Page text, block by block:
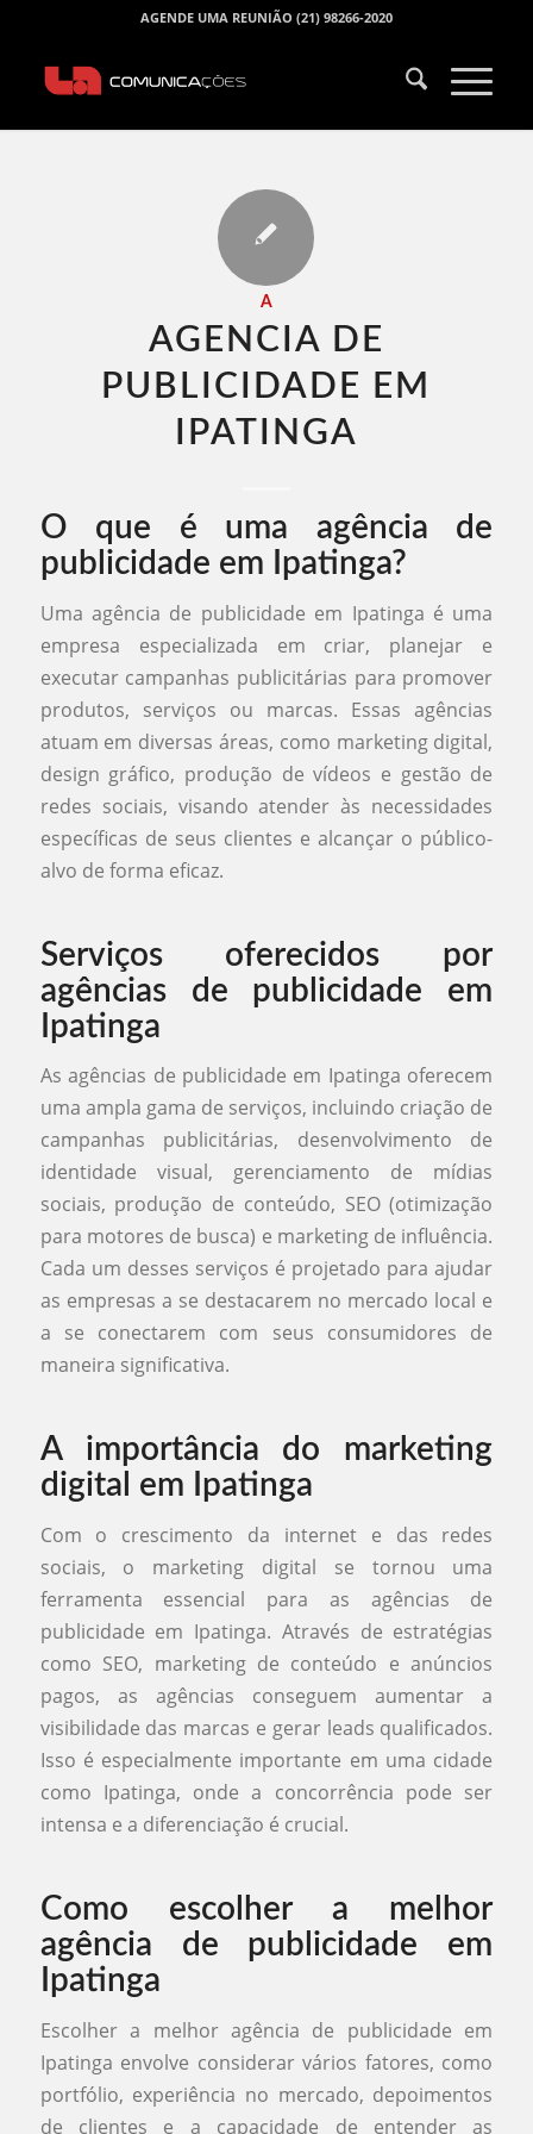
AGENDE UMA REUNIÃO (21) 98266-2020
A
AGENCIA DE
PUBLICIDADE EM
IPATINGA​
O que é uma agência de
publicidade em Ipatinga?
Uma agência de publicidade em Ipatinga é uma
empresa especializada em criar, planejar e
executar campanhas publicitárias para promover
produtos, serviços ou marcas. Essas agências
atuam em diversas áreas, como marketing digital,
design gráfico, produção de vídeos e gestão de
redes sociais, visando atender às necessidades
específicas de seus clientes e alcançar o público-
alvo de forma eficaz.
Serviços oferecidos por
agências de publicidade em
Ipatinga
As agências de publicidade em Ipatinga oferecem
uma ampla gama de serviços, incluindo criação de
campanhas publicitárias, desenvolvimento de
identidade visual, gerenciamento de mídias
sociais, produção de conteúdo, SEO (otimização
para motores de busca) e marketing de influência.
Cada um desses serviços é projetado para ajudar
as empresas a se destacarem no mercado local e
a se conectarem com seus consumidores de
maneira significativa.
A importância do marketing
digital em Ipatinga
Com o crescimento da internet e das redes
sociais, o marketing digital se tornou uma
ferramenta essencial para as agências de
publicidade em Ipatinga. Através de estratégias
como SEO, marketing de conteúdo e anúncios
pagos, as agências conseguem aumentar a
visibilidade das marcas e gerar leads qualificados.
Isso é especialmente importante em uma cidade
como Ipatinga, onde a concorrência pode ser
intensa e a diferenciação é crucial.
Como escolher a melhor
agência de publicidade em
Ipatinga
Escolher a melhor agência de publicidade em
Ipatinga envolve considerar vários fatores, como
portfólio, experiência no mercado, depoimentos
de clientes e a capacidade de entender as